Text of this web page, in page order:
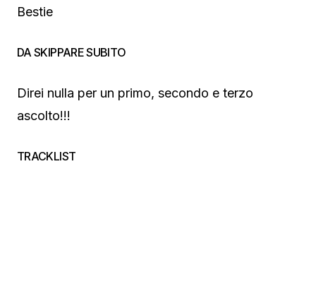
Bestie
DA SKIPPARE SUBITO
Direi nulla per un primo, secondo e terzo
ascolto!!!
TRACKLIST